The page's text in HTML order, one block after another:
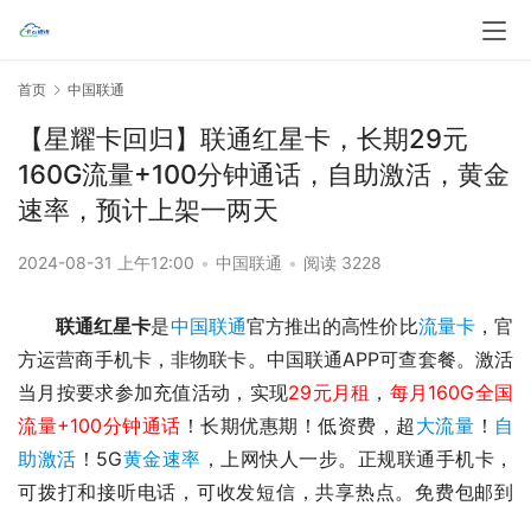
首页 中国联通
【星耀卡回归】联通红星卡，长期29元
160G流量+100分钟通话，自助激活，黄金
速率，预计上架一两天
2024-08-31 上午12:00 • 中国联通 • 阅读 3228
联通红星卡是中国联通官方推出的高性价比流量卡，官
方运营商手机卡，非物联卡。中国联通APP可查套餐。激活
当月按要求参加充值活动，实现29元月租 ， 每月160G全国
流量+100分钟通话 ！长期优惠期！低资费，超 大流量 ！ 自
助激活 ！5G黄金速率 ，上网快人一步。正规联通手机卡，
可拨打和接听电话，可收发短信，共享热点。免费包邮到